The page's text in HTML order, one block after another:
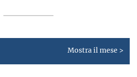
Mostra il mese >